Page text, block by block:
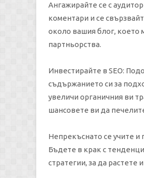
Ангажирайте се с
коментари и се
около вашия блог,
партньорства.
Инвестирайте в SEO:
съдържанието си за
увеличи органичния ви
шансовете ви да
Непрекъснато се учите и
Бъдете в крак с
стратегии, за да растете